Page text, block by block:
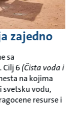
zajedno
sa
Cilj 6(Čista voda i
na kojima
svetsku vodu,
resurse i